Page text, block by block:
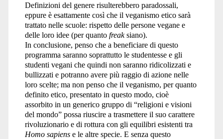
Definizioni del genere risulterebbero paradossali,
eppure è esattamente così che il veganismo etico sarà
trattato nelle scuole: rispetto delle persone vegane e
delle loro idee (per quanto freaksiano).
In conclusione, penso che a beneficiare di questo
programma saranno soprattutto le studentesse e gli
studenti vegani che quindi non saranno ridicolizzati e
bullizzati e potranno avere più raggio di azione nelle
loro scelte; ma non penso che il veganismo, per quanto
definito etico, presentato in questo modo, cioè
assorbito in un generico gruppo di “religioni e visioni
del mondo” possa riuscire a trasmettere il suo carattere
rivoluzionario e di rottura con gli equilibri esistenti tra
Homo sapiense le altre specie. E senza questo